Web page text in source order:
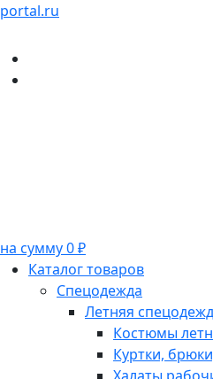
portal.ru
на сумму 0 ₽
Каталог товаров
Спецодежда
Летняя
Костюмы
Куртки,